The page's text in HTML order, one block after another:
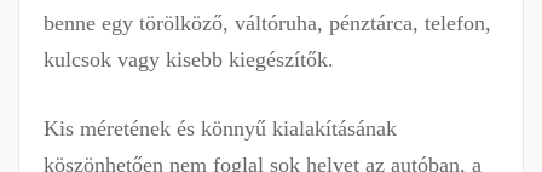
benne egy törölköző, váltóruha, pénztárca, telefon,
kulcsok vagy kisebb kiegészítők.
Kis méretének és könnyű kialakításának
köszönhetően nem foglal sok helyet az autóban, a